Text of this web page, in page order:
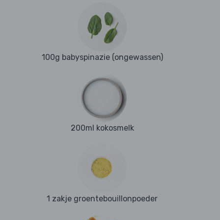
100g babyspinazie (ongewassen)
200ml kokosmelk
1 zakje groentebouillonpoeder